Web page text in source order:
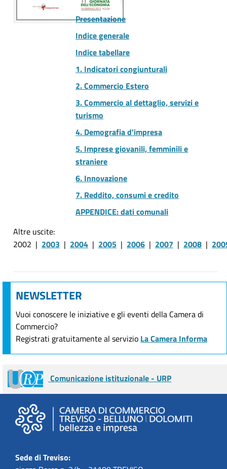
Presentazione
Indice generale
Indice tabellare
1. Indicatori congiunturali
2. Commercio Estero
3. Commercio al dettaglio, servizi e
turismo
4. Demografia d'impresa
5. Imprese giovanili, femminili e
straniere
6. Innovazione
7. Reddito, consumi e credito
APPENDICE: dati comunali
Altre uscite:
2002 | 2003 | 2004 | 2005 | 2006 | 2007 | 2008 |
NEWSLETTER
Vuoi conoscere le iniziative e gli eventi della Camera di
Commercio?
Registrati gratuitamente al servizio La Camera Informa
Comunicazione istituzionale - URP
Sede di Treviso: